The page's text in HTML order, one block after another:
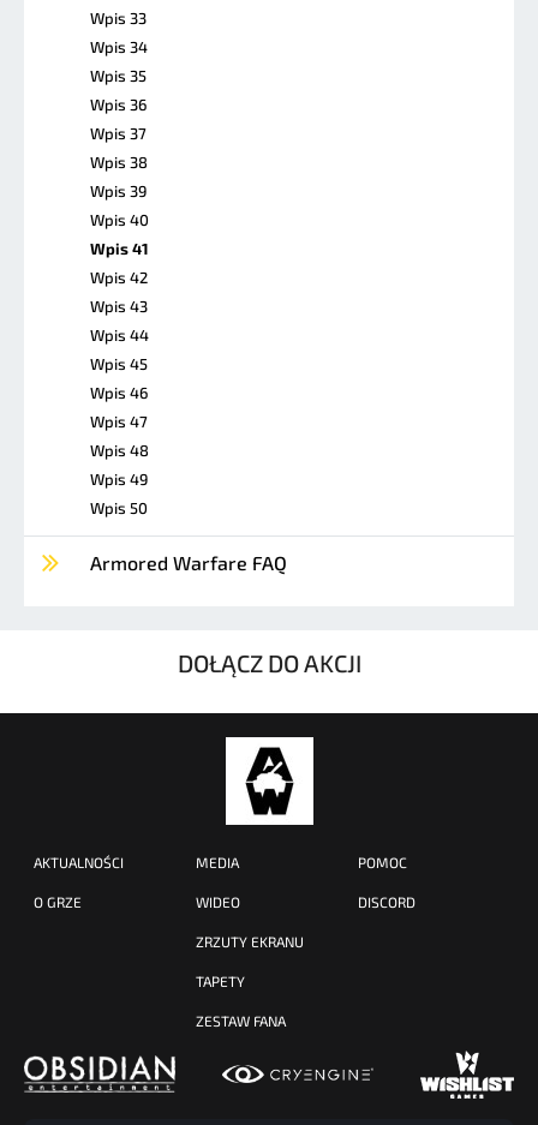
Wpis 33
Wpis 34
Wpis 35
Wpis 36
Wpis 37
Wpis 38
Wpis 39
Wpis 40
Wpis 41
Wpis 42
Wpis 43
Wpis 44
Wpis 45
Wpis 46
Wpis 47
Wpis 48
Wpis 49
Wpis 50
Armored Warfare FAQ
DOŁĄCZ DO AKCJI
AKTUALNOŚCI
O GRZE
MEDIA
WIDEO
ZRZUTY EKRANU
TAPETY
ZESTAW FANA
POMOC
DISCORD